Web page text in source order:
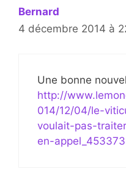
Bernard
4 décembre 2014 à
Une bonne
http://
014/12/04/le-
voulait-pas-
en-